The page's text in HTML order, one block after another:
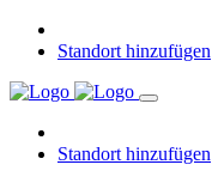
Standort hinzufügen
Standort hinzufügen